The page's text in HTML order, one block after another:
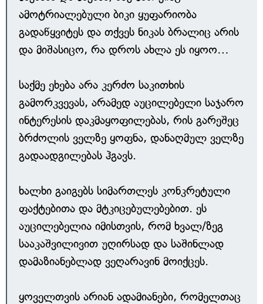
ამოტრიალებული ბიკი ყუფარიობა
გადაწყვიტეს და თქვეს ნიკას ბრალიც არის
და მიშასიცო, რა დროს ახლა ეს იყოო…
საქმე ეხება არა კერძო საკითხის
გამორკვევას, არამედ აუცილებელი საჯარო
ინტერესის დაკმაყოფილებას, რის გარეშეც
ბრძოლის ველზე ყოფნა, დანაღმულ ველზე
გადაადგილებას ჰგავს.
ხალხი გაიგებს სიმართლეს კონკრეტული
ფაქტებითა და მტკიცებულებებით. ეს
აუცილებელია იმისთვის, რომ ხვალ/ზეგ
სააკაშვილივით უღირსად და საშინლად
დამაზიანებლად ვეღარავინ მოიქცეს.
ყოველთვის არიან ადამიანები, რომელთაც